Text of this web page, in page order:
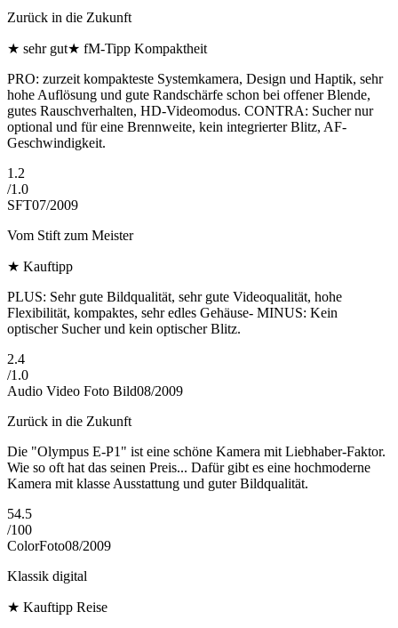
Zurück in die Zukunft
★ sehr gut★ fM-Tipp Kompaktheit
PRO: zurzeit kompakteste Systemkamera, Design und Haptik, sehr
hohe Auflösung und gute Randschärfe schon bei offener Blende,
gutes Rauschverhalten, HD-Videomodus. CONTRA: Sucher nur
optional und für eine Brennweite, kein integrierter Blitz, AF-
Geschwindigkeit.
1.2
/1.0
SFT07/2009
Vom Stift zum Meister
★ Kauftipp
PLUS: Sehr gute Bildqualität, sehr gute Videoqualität, hohe
Flexibilität, kompaktes, sehr edles Gehäuse- MINUS: Kein
optischer Sucher und kein optischer Blitz.
2.4
/1.0
Audio Video Foto Bild08/2009
Zurück in die Zukunft
Die "Olympus E-P1" ist eine schöne Kamera mit Liebhaber-Faktor.
Wie so oft hat das seinen Preis... Dafür gibt es eine hochmoderne
Kamera mit klasse Ausstattung und guter Bildqualität.
54.5
/100
ColorFoto08/2009
Klassik digital
★ Kauftipp Reise